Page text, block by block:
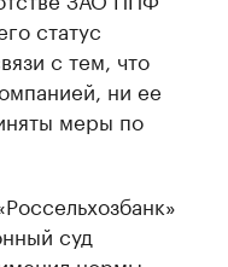
статус
с тем, что
ни ее
меры по
суд